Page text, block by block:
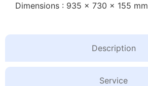
Description
Service
Dimensions : 935 x 730 x 155 mm